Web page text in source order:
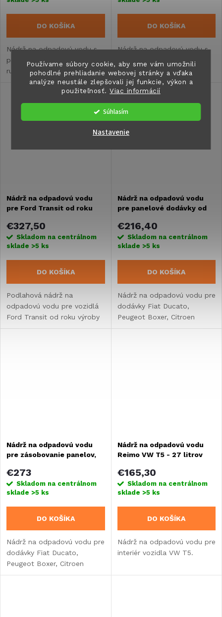
Používame súbory cookie, aby sme vám umožnili
pohodlné prehliadanie webovej stránky a vďaka
analýze neustále zlepšovali jej funkcie, výkon a
použiteľnosť.Viac informácií
Súhlasím
Nastavenie
DO KOŠÍKA
Nádrž na odpadovú vodu s
praktickými kolieskami a
rukoväťou na jednoduchú
prepravu. Vhodná pre
karavan, obytný automobil,
obytný príves alebo chatu.
DO KOŠÍKA
Nádrž na odpadovú vodu s
praktickými kolieskami a
pevnou rukoväťou. Vhodná
pre karavan, obytný
automobil alebo prestavbu
karavanu.
Nádrž na odpadovú vodu
pre Ford Transit od roku
€327,50
Skladom na centrálnom
sklade >5 ks
DO KOŠÍKA
Podlahová nádrž na
odpadovú vodu pre vozidlá
Ford Transit od roku výroby
2015. Objem: 90 litrov.
Nádrž na odpadovú vodu
pre panelové dodávky od
2222
€216,40
Skladom na centrálnom
sklade >5 ks
DO KOŠÍKA
Nádrž na odpadovú vodu pre
dodávky Fiat Ducato,
Peugeot Boxer, Citroen
Jumper od roku 2006.
Nádrž na odpadovú vodu
pre zásobovanie panelov,
€273
Skladom na centrálnom
sklade >5 ks
DO KOŠÍKA
Nádrž na odpadovú vodu pre
dodávky Fiat Ducato,
Peugeot Boxer, Citroen
Jumper od roku 2006. &
Nádrž na odpadovú vodu
Reimo VW T5 - 27 litrov
€165,30
Skladom na centrálnom
sklade >5 ks
DO KOŠÍKA
Nádrž na odpadovú vodu pre
interiér vozidla VW T5.